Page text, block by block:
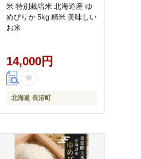
米 特別栽培米 北海道産 ゆ
めぴりか 5kg 精米 美味しい
お米
14,000円
北海道 長沼町